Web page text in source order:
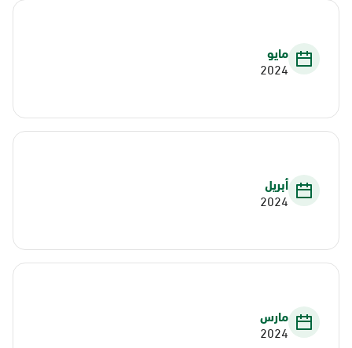
مايو
2024
أبريل
2024
مارس
2024